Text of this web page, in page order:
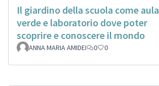
Il giardino della scuola come aula
verde e laboratorio dove poter
scoprire e conoscere il mondo
ANNA MARIA AMIDEI 0 0